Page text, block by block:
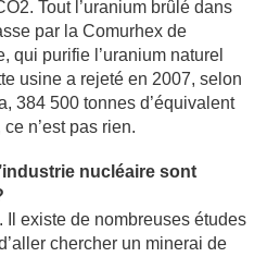
Tout l’uranium brûlé dans
par la Comurhex de
qui purifie l’uranium naturel
usine a rejeté en 2007, selon
384 500 tonnes d’équivalent
n’est pas rien.
nucléaire sont
Il existe de nombreuses études
chercher un minerai de